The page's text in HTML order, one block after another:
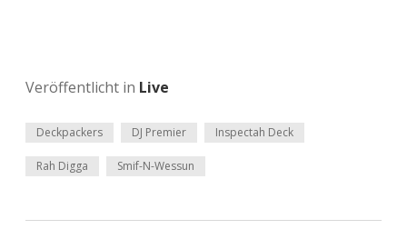
Veröffentlicht in Live
Deckpackers DJ Premier Inspectah Deck
Rah Digga Smif-N-Wessun